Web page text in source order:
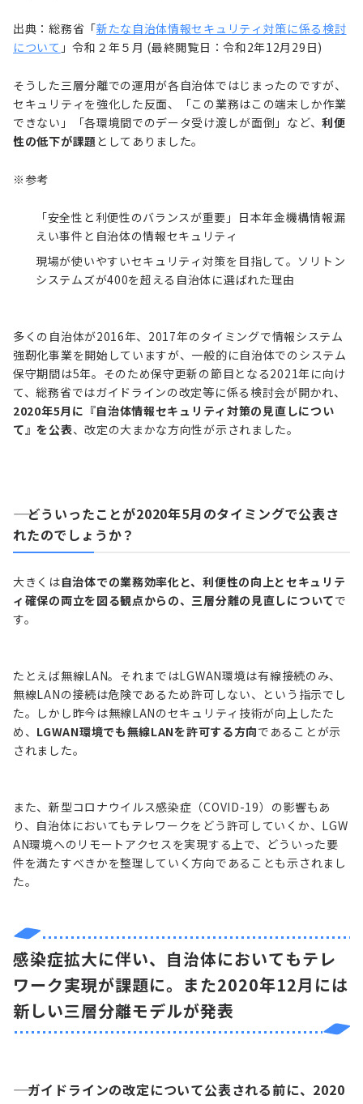
出典：総務省「新たな自治体情報セキュリティ対策に係る検討
について 」令和２年５月 (最終閲覧日：令和2年12月29日)
そうした三層分離での運用が各自治体ではじまったのですが、
セキュリティを強化した反面、「この業務はこの端末しか作業
できない」「各環境間でのデータ受け渡しが面倒」など、利便
性の低下が課題としてありました。
※参考
「安全性と利便性のバランスが重要」日本年金機構情報漏
えい事件と自治体の情報セキュリティ
現場が使いやすいセキュリティ対策を目指して。ソリトン
システムズが400を超える自治体に選ばれた理由
多くの自治体が2016年、2017年のタイミングで情報システム
強靭化事業を開始していますが、一般的に自治体でのシステム
保守期間は5年。そのため保守更新の節目となる2021年に向け
て、総務省ではガイドラインの改定等に係る検討会が開かれ、
2020年5月に『自治体情報セキュリティ対策の見直しについ
て』を公表、改定の大まかな方向性が示されました。
―― どういったことが2020年5月のタイミングで公表さ
れたのでしょうか？
大きくは自治体での業務効率化と、利便性の向上とセキュリテ
ィ確保の両立を図る観点からの、三層分離の見直しについてで
す。
たとえば無線LAN。それまではLGWAN環境は有線接続のみ、
無線LANの接続は危険であるため許可しない、という指示でし
た。しかし昨今は無線LANのセキュリティ技術が向上したた
め、 LGWAN環境でも無線LANを許可する方向であることが示
されました。
また、新型コロナウイルス感染症（COVID-19）の影響もあ
り、自治体においてもテレワークをどう許可していくか、LGW
AN環境へのリモートアクセスを実現する上で、どういった要
件を満たすべきかを整理していく方向であることも示されまし
た。
感染症拡大に伴い、自治体においてもテレ
ワーク実現が課題に。また2020年12月には
新しい三層分離モデルが発表
―― ガイドラインの改定について公表される前に、2020